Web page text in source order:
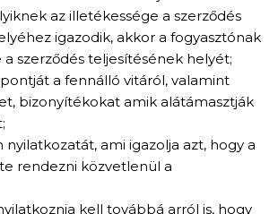
az illetékessége a szerződés
igazodik, akkor a fogyasztónak
szerződés teljesítésének helyét;
a fennálló vitáról, valamint
bizonyítékokat amik alátámasztják
nyilatkozatát, ami igazolja azt, hogy a
rendezni közvetlenül a
kell továbbá arról is, hogy